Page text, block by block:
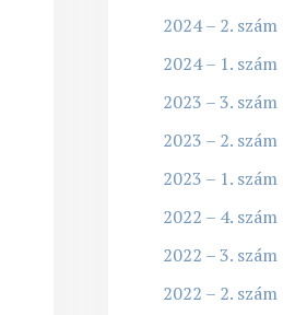
2024 – 2. szám
2024 – 1. szám
2023 – 3. szám
2023 – 2. szám
2023 – 1. szám
2022 – 4. szám
2022 – 3. szám
2022 – 2. szám